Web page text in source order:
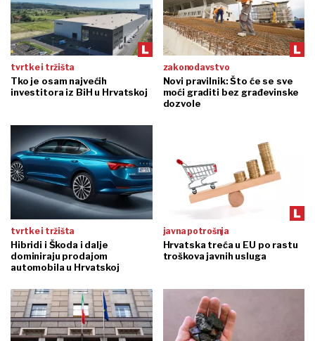
tvrtke i tržišta
Tko je osam najvećih
investitora iz BiH u Hrvatskoj
zakonodavstvo
Novi pravilnik: Što će se sve
moći graditi bez građevinske
dozvole
tvrtke i tržišta
Hibridi i Škoda i dalje
dominiraju prodajom
automobila u Hrvatskoj
javna potrošnja
Hrvatska treća u EU po rastu
troškova javnih usluga